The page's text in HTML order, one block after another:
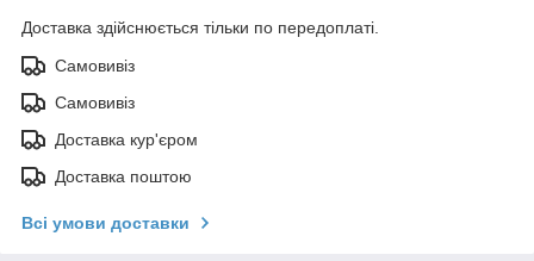
Доставка здійснюється тільки по передоплаті.
Самовивіз
Самовивіз
Доставка кур'єром
Доставка поштою
Всі умови доставки